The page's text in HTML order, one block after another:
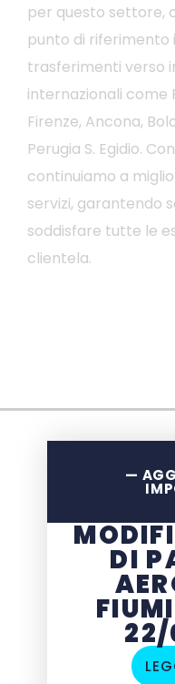
per questo settore,
punto di riferimento
trasferimenti verso
internazionali come
Firenze, Ancona,
Perugia S. Egidio.
continuiamo a
servizi, garantendo
soddisfare tutte le
clientela.
—
DI
22/